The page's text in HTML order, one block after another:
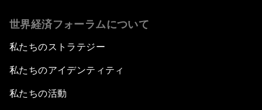
世界経済フォーラムについて
私たちのストラテジー
私たちのアイデンティティ
私たちの活動